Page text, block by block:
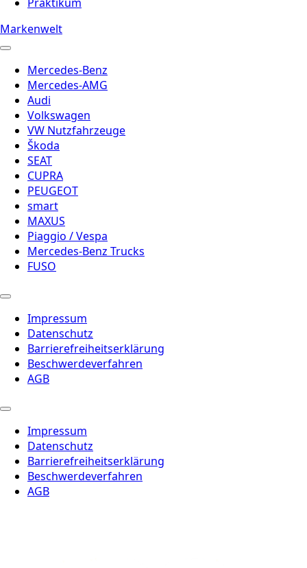
Markenwelt
Mercedes-Benz
Mercedes-AMG
Audi
Volkswagen
VW Nutzfahrzeuge
Škoda
SEAT
CUPRA
PEUGEOT
smart
MAXUS
Piaggio / Vespa
Mercedes-Benz Trucks
FUSO
Impressum
Datenschutz
Barrierefreiheitserklärung
Beschwerdeverfahren
AGB
Impressum
Datenschutz
Barrierefreiheitserklärung
Beschwerdeverfahren
AGB